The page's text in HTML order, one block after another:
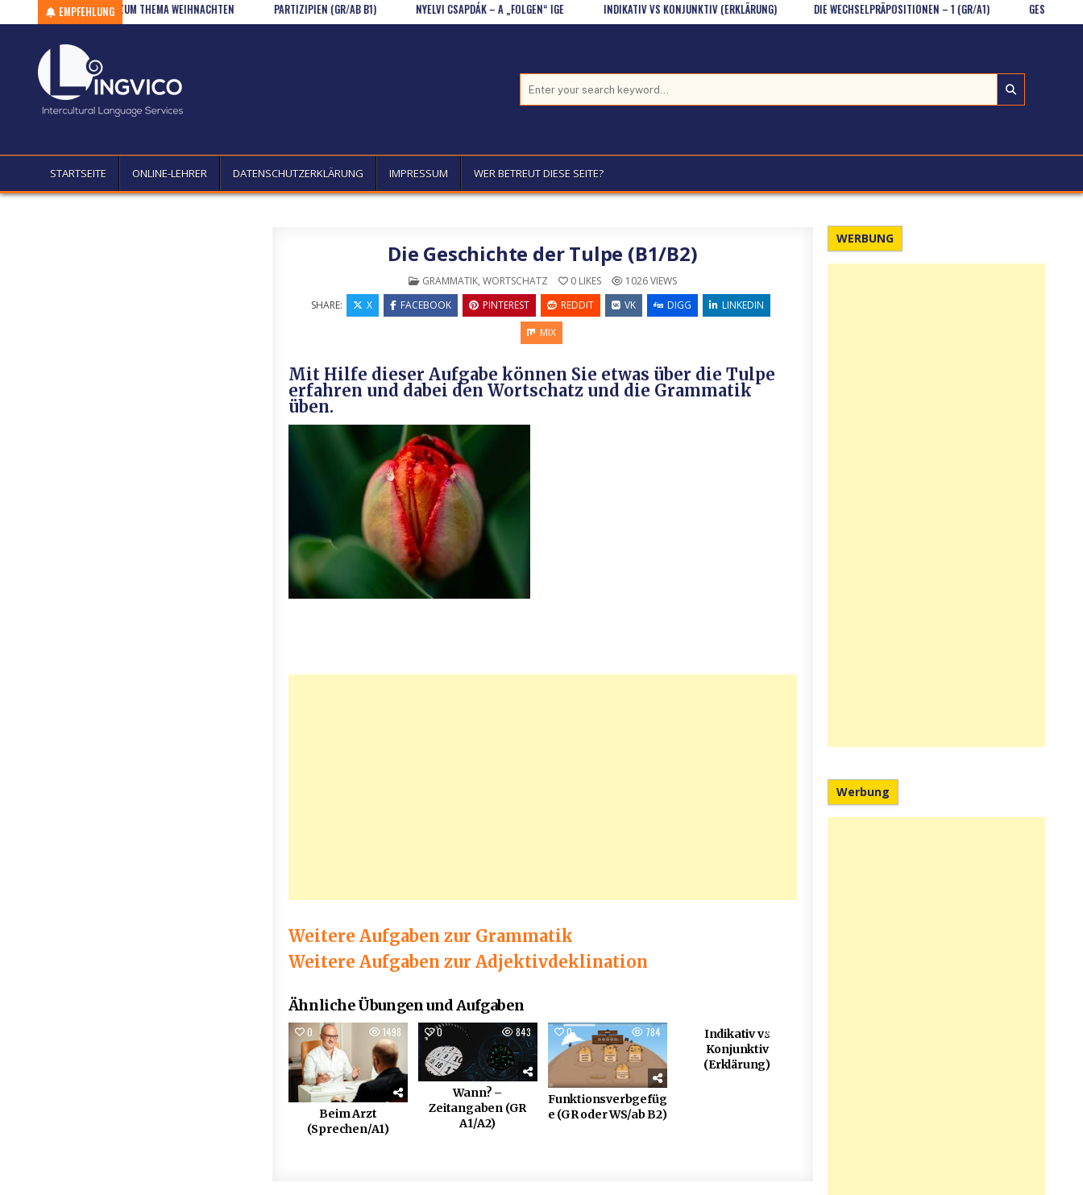
Skip to contentEMPFEHLUNG
DEFINITIONEN ZUM THEMA WEIHNACHTEN PARTIZIPIEN (GR/AB B1) NYELVI CSAPDÁK – A „FOLGEN“ IGE INDIKATIV VS KONJUNKTIV (ERKLÄRUNG) DIE WECHSELPRÄPOSITIONEN – 1 (GR/A1) GESPENST IM
STARTSEITE ONLINE-LEHRER DATENSCHUTZERKLÄRUNG IMPRESSUM WER BETREUT DIESE SEITE?
Die Geschichte der Tulpe (B1/B2)
POSTED IN
GRAMMATIK, WORTSCHATZ 0LIKES 1026VIEWS
SHARE:
X FACEBOOK PINTEREST REDDIT VK DIGG
LINKEDIN
MIX
Mit Hilfe dieser Aufgabe können Sie etwas über die Tulpe
erfahren und dabei den Wortschatz und die Grammatik
üben.
Weitere Aufgaben zur Grammatik
Weitere Aufgaben zur Adjektivdeklination
Ähnliche Übungen und Aufgaben
0 1498
Beim Arzt
(Sprechen/A1)
0 843
Wann? –
Zeitangaben (GR
A1/A2)
0 784
Funktionsverbgefüg
e (GR oder WS/ab B2)
Indikativ vs
Konjunktiv
(Erklärung)
WERBUNG
Werbung